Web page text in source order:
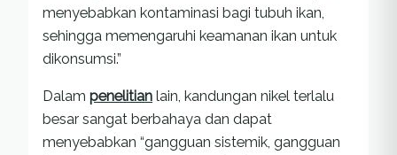
menyebabkan kontaminasi bagi tubuh ikan,
sehingga memengaruhi keamanan ikan untuk
dikonsumsi.”
Dalam penelitian lain, kandungan nikel terlalu
besar sangat berbahaya dan dapat
menyebabkan “gangguan sistemik, gangguan